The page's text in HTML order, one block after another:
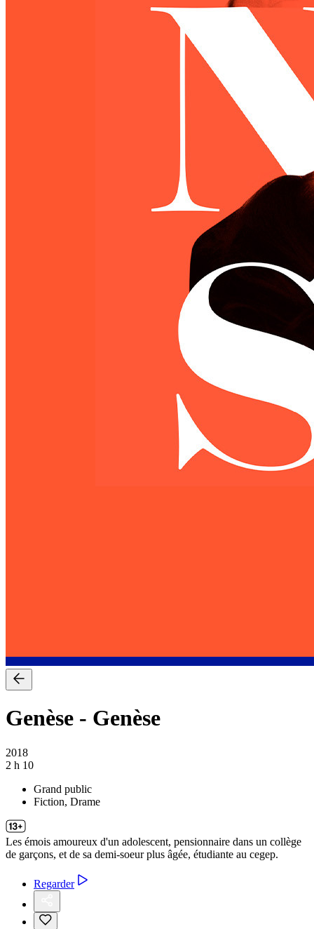
Genèse - Genèse
2018
2 h 10
Grand public
Fiction, Drame
Les émois amoureux d'un adolescent, pensionnaire dans un collège
de garçons, et de sa demi-soeur plus âgée, étudiante au cegep.
Regarder